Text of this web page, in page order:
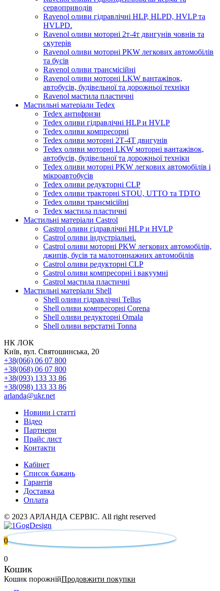
сервоприводів
Ravenol оливи гідравлічні HLP, HLPD, HVLP та
HVLPD.
Ravenol оливи моторні 2т-4т двигунів човнів та
скутерів
Ravenol оливи моторні PKW легкових автомобілів
та бусів
Ravenol оливи трансмісійні
Ravenol оливи моторні LKW вантажівок,
автобусів, будівельної та дорожньої техніки
Ravenol мастила пластичні
Мастильні матеріали Tedex
Tedex антифризи
Tedex оливи гідравлічні HLP и HVLP
Tedex оливи компресорні
Tedex оливи моторні 2Т-4Т двигунів
Tedex оливи моторні LKW моторні вантажівок,
автобусів, будівельної та дорожньої техніки
Tedex оливи моторні PKW легкових автомобілів і
мікроавтобусів
Tedex оливи редукторні CLP
Tedex оливи тракторні STOU, UTTO та TDTO
Tedex оливи трансмісійні
Tedex мастила пластичні
Мастильні матеріали Castrol
Castrol оливи гідравлічні HLP и HVLP
Castrol оливи індустріальні.
Castrol оливи моторні PKW легкових автомобілів,
джипів, бусів та малотоннажних автомобілів
Castrol оливи редукторні CLP
Castrol оливи компресорні і вакуумні
Castrol мастила пластичні
Мастильні матеріали Shell
Shell оливи гідравлічні Tellus
Shell оливи компресорні Corena
Shell оливи редукторні Omala
Shell оливи верстатні Tonna
НК ЛОК
Київ, вул. Святошинська, 20
+38(066) 06 07 800
+38(068) 06 07 800
+38(093) 133 33 86
+38(098) 133 33 86
arlanda@ukr.net
Новини і статті
Відео
Партнери
Прайс лист
Контакти
Кабінет
Список бажань
Гарантія
Доставка
Оплата
© 2023 АРЛАНДА СЕРВІС. All right reserved
0
0
Кошик
Кошик порожнійПродовжити покупки